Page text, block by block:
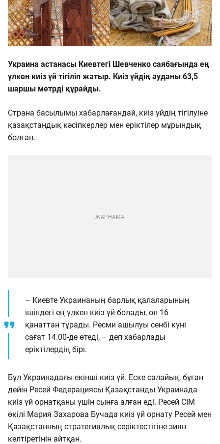
Украина астанасы Киевтегі Шевченко саябағында ең
үлкен киіз үй тігіліп жатыр. Киіз үйдің ауданы 63,5
шаршы метрді құрайды.
Страна басылымы хабарлағандай, киіз үйдің тігілуіне
қазақстандық кәсіпкерлер мен еріктілер мұрындық
болған.
– Киевте Украинаның барлық қалаларының
ішіндегі ең үлкен киіз үй болады, ол 16
қанаттан тұрады. Ресми ашылуы сенбі күні
сағат 14.00-де өтеді, – деп хабарлады
еріктілердің бірі.
Бұл Украинадағы екінші киіз үй. Еске салайық, бұған
дейін Ресей Федерациясы Қазақстанды Украинада
киіз үй орнатқаны үшін сынға алған еді. Ресей СІМ
өкілі Мария Захарова Бучада киіз үй орнату Ресей мен
Қазақстанның стратегиялық серіктестігіне зиян
келтіретінін айтқан.